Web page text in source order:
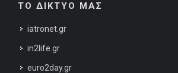
ΤΟ ΔΙΚΤΥΟ ΜΑΣ
iatronet.gr
in2life.gr
euro2day.gr